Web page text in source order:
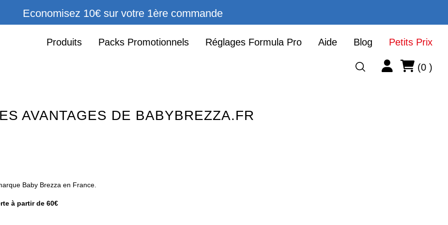
Economisez 10€ sur votre 1ère commande
Produits Packs Promotionnels Réglages Formula Pro Aide Blog Petits Prix
Account
Cart(0 )
AVANTAGES DE BABYBREZZA.FR
Baby Brezza en France.
à partir de 60€